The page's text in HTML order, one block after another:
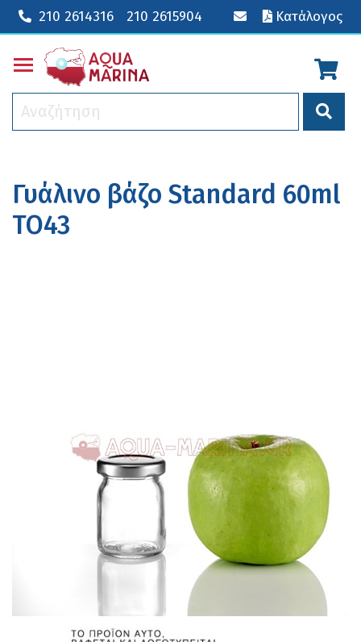
210 2614316 210 2615904 Κατάλογος
Toggle main menu visibility
Γυάλινο βάζο Standard 60ml
TO43